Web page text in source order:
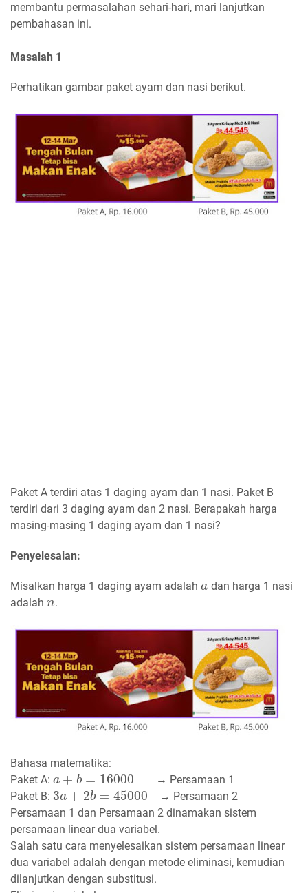
membantu permasalahan sehari-hari, mari lanjutkan
pembahasan ini.
Masalah 1
Perhatikan gambar paket ayam dan nasi berikut.
Paket A terdiri atas 1 daging ayam dan 1 nasi. Paket B
terdiri dari 3 daging ayam dan 2 nasi. Berapakah harga
masing-masing 1 daging ayam dan 1 nasi?
Penyelesaian:
Misalkan harga 1 daging ayam adalah a
a dan harga 1 nasi
adalah n
n .
Bahasa matematika:
Paket A: a + b = 16000
a+b=16000
→ Persamaan 1
Paket B: 3a + 2b = 45000
3a+2b =45000
→ Persamaan 2
Persamaan 1 dan Persamaan 2 dinamakan sistem
persamaan linear dua variabel.
Salah satu cara menyelesaikan sistem persamaan linear
dua variabel adalah dengan metode eliminasi, kemudian
dilanjutkan dengan substitusi.